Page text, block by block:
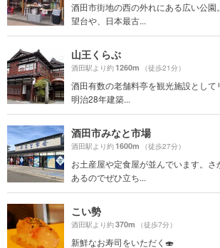
酒田市街地の西の外れにある広い公園
望台や、日本最古...
山王くらぶ
酒田駅より約1260m （徒歩21分）
酒田有数の老舗料亭を観光施設として
明治28年建築...
酒田市みなと市場
酒田駅より約1600m （徒歩27分）
お土産屋や定食屋が並んでいます。
あるのでぜひ立ち...
こい勢
酒田駅より約370m （徒歩7分）
新鮮なお寿司をいただく🍣